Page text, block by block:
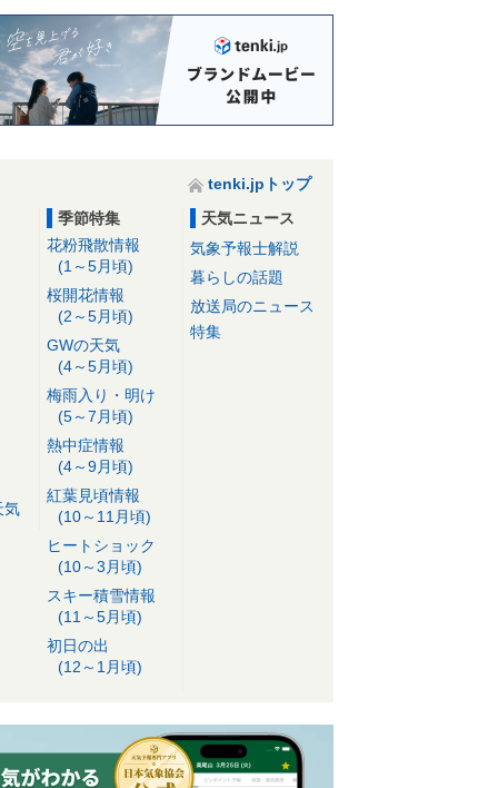
tenki.jpトップ
気
季節特集
花粉飛散情報
(1～5月頃)
桜開花情報
(2～5月頃)
GWの天気
(4～5月頃)
梅雨入り・明け
(5～7月頃)
熱中症情報
(4～9月頃)
紅葉見頃情報
(10～11月頃)
ヒートショック
(10～3月頃)
スキー積雪情報
(11～5月頃)
初日の出
(12～1月頃)
天気ニュース
気象予報士解説
暮らしの話題
放送局のニュース
特集